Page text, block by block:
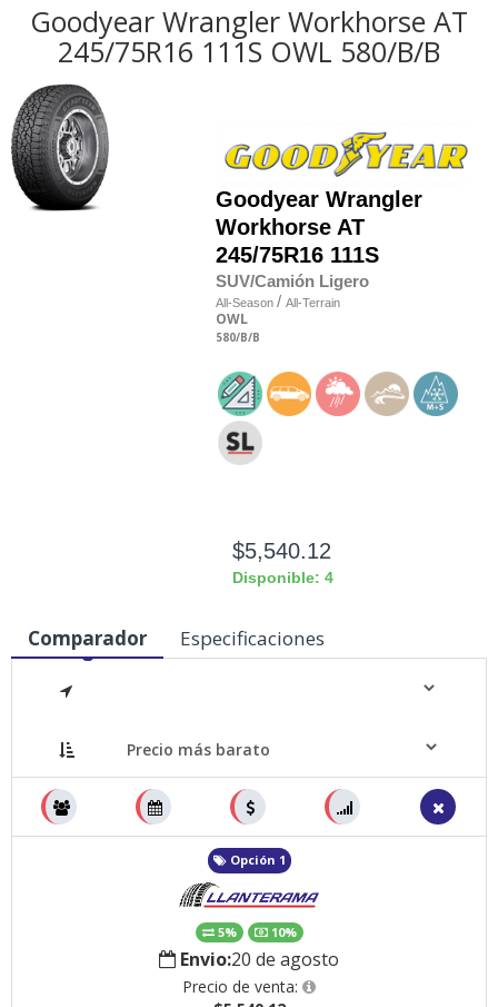
Goodyear Wrangler Workhorse AT
245/75R16 111S OWL 580/B/B
Goodyear Wrangler
Workhorse AT
245/75R16 111S
SUV/Camión Ligero
All-Season / All-Terrain
OWL
580/B/B
$5,540.12
Disponible: 4
Comparador Especificaciones
Opción 1
5% 10%
Envio:20 de agosto
Precio de venta: